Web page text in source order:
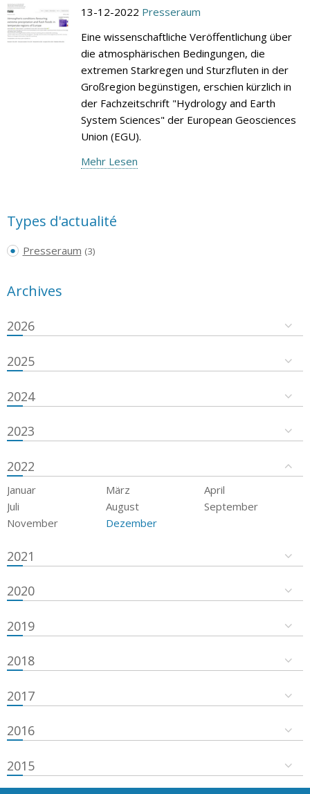
13-12-2022 Presseraum
Eine wissenschaftliche Veröffentlichung über
die atmosphärischen Bedingungen, die
extremen Starkregen und Sturzfluten in der
Großregion begünstigen, erschien kürzlich in
der Fachzeitschrift "Hydrology and Earth
System Sciences" der European Geosciences
Union (EGU).
Mehr Lesen
Types d'actualité
Presseraum (3)
Archives
2026
2025
2024
2023
2022
Januar März
April
Juli
August
September
November
Dezember
2021
2020
2019
2018
2017
2016
2015